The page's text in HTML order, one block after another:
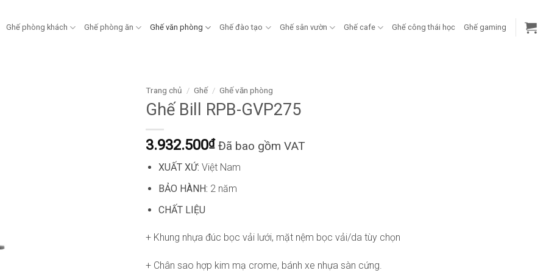
Ghế phòng khách Ghế phòng ăn Ghế văn phòng Ghế đào tạo Ghế sân vườn Ghế cafe Ghế công thái học Ghế gaming
Trang chủ / Ghế / Ghế văn phòng
Ghế Bill RPB-GVP275
3.932.500₫ Đã bao gồm VAT
XUẤT XỨ: Việt Nam
BẢO HÀNH: 2 năm
CHẤT LIỆU
+ Khung nhựa đúc bọc vải lưới, mặt nệm bọc vải/da tùy chọn
+ Chân sao hợp kim mạ crome, bánh xe nhựa sàn cứng.